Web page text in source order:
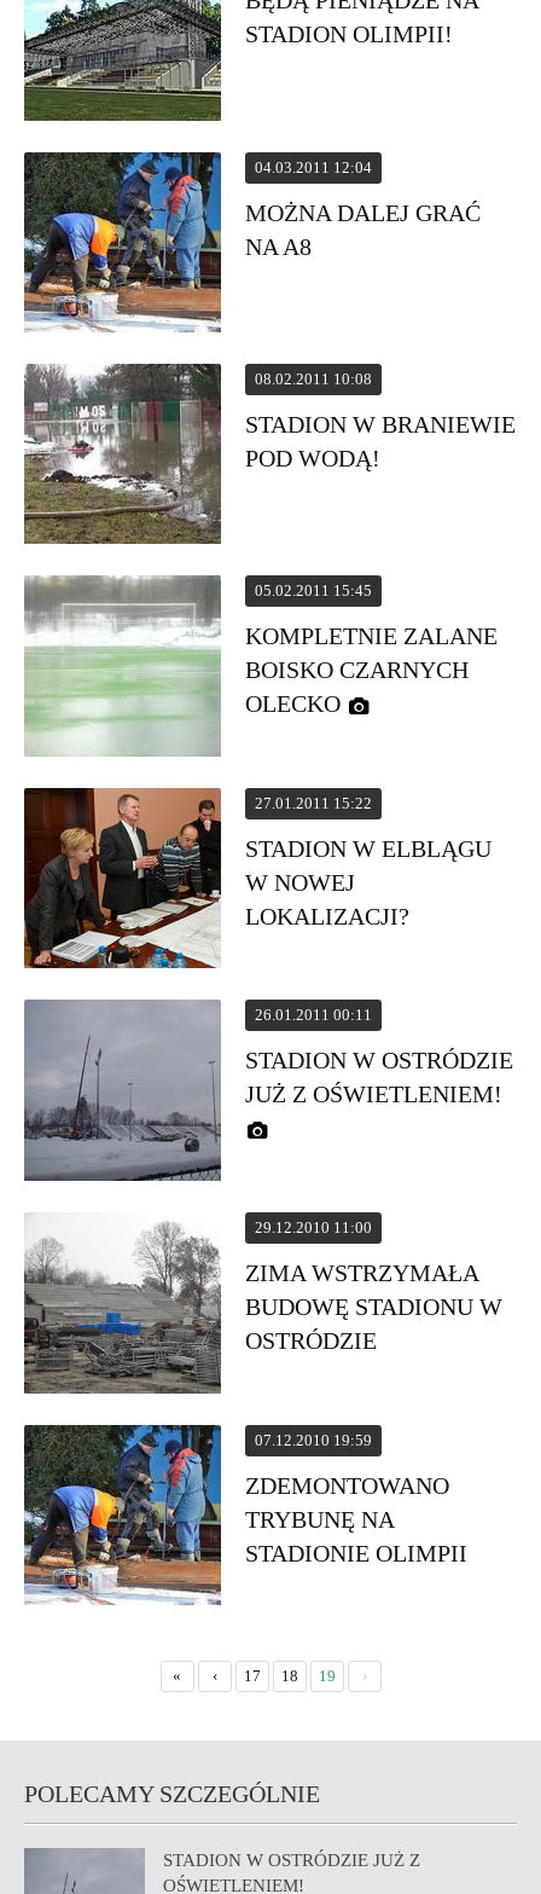
STADION OLIMPII!
04.03.2011 12:04
MOŻNA DALEJ GRAĆ
NA A8
08.02.2011 10:08
STADION W BRANIEWIE
POD WODĄ!
05.02.2011 15:45
KOMPLETNIE ZALANE
BOISKO CZARNYCH
OLECKO
27.01.2011 15:22
STADION W ELBLĄGU
W NOWEJ
LOKALIZACJI?
26.01.2011 00:11
STADION W OSTRÓDZIE
JUŻ Z OŚWIETLENIEM!
29.12.2010 11:00
ZIMA WSTRZYMAŁA
BUDOWĘ STADIONU W
OSTRÓDZIE
07.12.2010 19:59
ZDEMONTOWANO
TRYBUNĘ NA
STADIONIE OLIMPII
« ‹ 17 18 19 ›
POLECAMY SZCZEGÓLNIE
STADION W OSTRÓDZIE JUŻ Z
OŚWIETLENIEM!